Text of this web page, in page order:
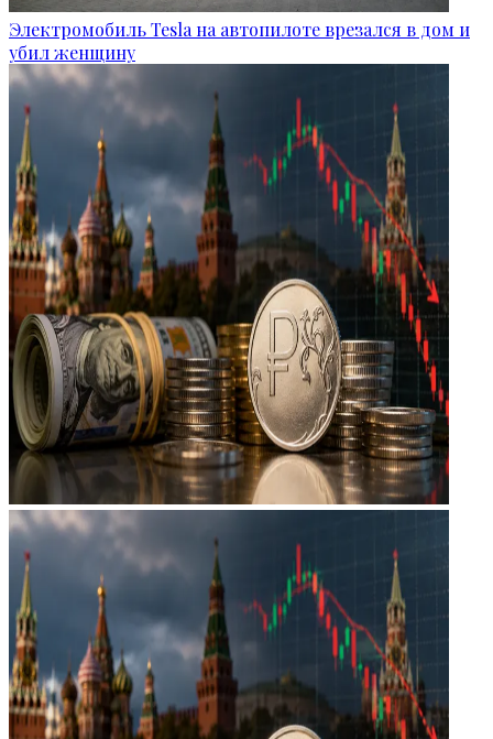
Электромобиль Tesla на автопилоте врезался в дом и
убил женщину